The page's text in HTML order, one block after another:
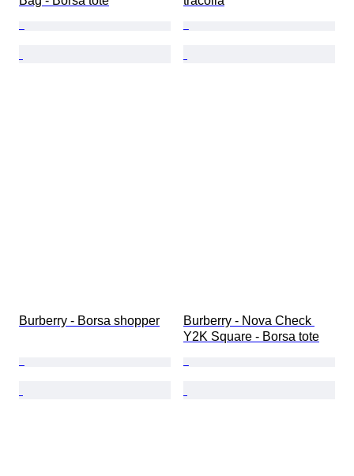
Burberry - Borsa shopper
Burberry - Nova Check
Y2K Square - Borsa tote